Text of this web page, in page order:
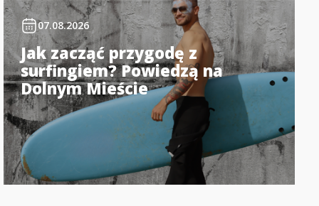
07.08.2026
Jak zacząć przygodę z
surfingiem? Powiedzą na
Dolnym Mieście